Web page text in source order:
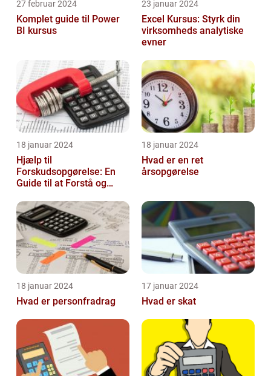
27 februar 2024
Komplet guide til Power
BI kursus
23 januar 2024
Excel Kursus: Styrk din
virksomheds analytiske
evner
18 januar 2024
Hjælp til
Forskudsopgørelse: En
Guide til at Forstå og
18 januar 2024
Hvad er en ret
årsopgørelse
18 januar 2024
Hvad er personfradrag
17 januar 2024
Hvad er skat